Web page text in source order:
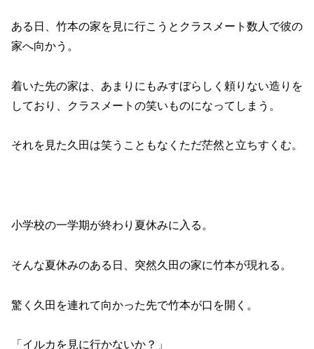
ある日、竹本の家を見に行こうとクラスメート数人で彼の
家へ向かう。
着いた先の家は、あまりにもみすぼらしく頼りない造りを
しており、クラスメートの笑いものになってしまう。
それを見た久田は笑うこともなくただ茫然と立ちすくむ。
小学校の一学期が終わり夏休みに入る。
そんな夏休みのある日、突然久田の家に竹本が現れる。
驚く久田を連れて向かった先で竹本が口を開く。
「イルカを見に行かないか？」